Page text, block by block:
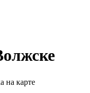
на карте